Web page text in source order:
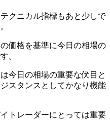
クニカル指標もあと少しで
価格を基準に今日の相場の
。
今日の相場の重要な伏目と
スタンスとしてかなり機能
トレーダーにとっては重要